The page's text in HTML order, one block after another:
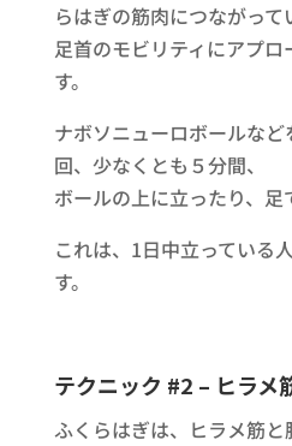
らはぎの筋肉につながって
足首のモビリティにアプ
す。
ナボソニューロボールなど
回、少なくとも５分間、
ボールの上に立ったり、足
これは、1日中立っている
す。
テクニック #2 – ヒラメ
ふくらはぎは、ヒラメ筋